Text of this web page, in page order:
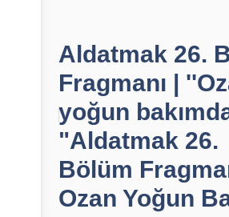
Aldatmak 26.
Fragmanı |
yoğun
"Aldatmak 26.
Bölüm
Ozan Yoğun